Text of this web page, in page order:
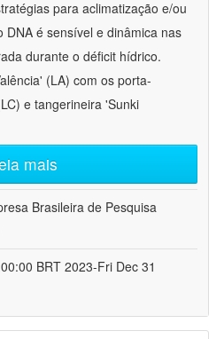
para aclimatização e/ou
DNA é sensível e dinâmica nas
durante o déficit hídrico.
(LA) com os porta-
e tangerineira 'Sunki
mais
Brasileira de Pesquisa
BRT 2023-Fri Dec 31